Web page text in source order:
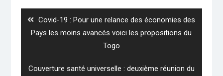
l’article
Previous
post:
Covid-19 : Pour une relance des économies des
Pays les moins avancés voici les propositions du
Togo
Next
Couverture santé universelle : deuxième réunion du